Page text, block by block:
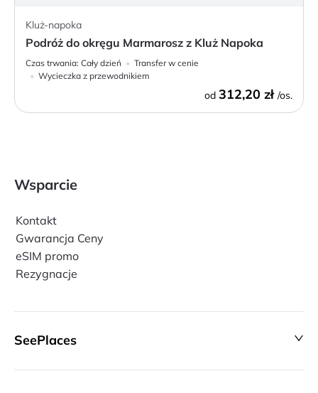
Kluż-napoka
Podróż do okręgu Marmarosz z Kluż Napoka
Czas trwania: Cały dzień
Transfer w cenie
Wycieczka z przewodnikiem
od 312,20 zł /os.
Wsparcie
Kontakt
Gwarancja Ceny
eSIM promo
Rezygnacje
SeePlaces